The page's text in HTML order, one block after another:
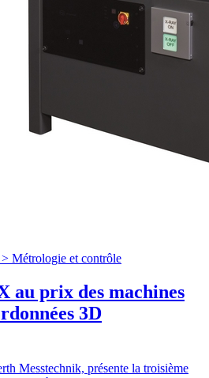
> Métrologie et contrôle
au prix des machines
3D
Messtechnik, présente la troisième